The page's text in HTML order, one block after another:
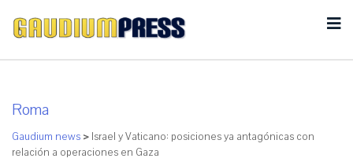
Roma
Gaudium news > Israel y Vaticano: posiciones ya antagónicas con
relación a operaciones en Gaza